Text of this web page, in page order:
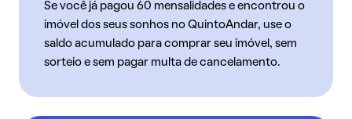
Se você já pagou 60 mensalidades e encontrou o
imóvel dos seus sonhos no QuintoAndar, use o
saldo acumulado para comprar seu imóvel, sem
sorteio e sem pagar multa de cancelamento.